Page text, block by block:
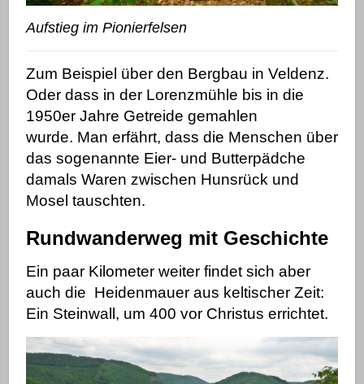
Aufstieg im Pionierfelsen
Zum Beispiel über den Bergbau in Veldenz.
Oder dass in der Lorenzmühle bis in die
1950er Jahre Getreide gemahlen
wurde. Man erfährt, dass die Menschen über
das sogenannte Eier- und Butterpädche
damals Waren zwischen Hunsrück und
Mosel tauschten.
Rundwanderweg mit Geschichte
Ein paar Kilometer weiter findet sich aber
auch die Heidenmauer aus keltischer Zeit:
Ein Steinwall, um 400 vor Christus errichtet.